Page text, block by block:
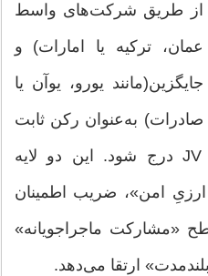
از طریق شرکت‌های واسط
ترکیه یا امارات) و
یورو، یوآن یا
صادرات) به‌عنوان رکن ثابت
تمامی تفاهم‌نامه‌های مالی JV درج شود. این دو لایه
ارزیِ امن»، ضریب اطمینان
«مشارکت ماجراجویانه»
ارتقا می‌دهد.